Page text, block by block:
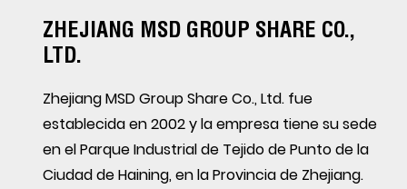
ZHEJIANG MSD GROUP SHARE CO.,
LTD.
Zhejiang MSD Group Share Co., Ltd. fue
establecida en 2002 y la empresa tiene su sede
en el Parque Industrial de Tejido de Punto de la
Ciudad de Haining, en la Provincia de Zhejiang.